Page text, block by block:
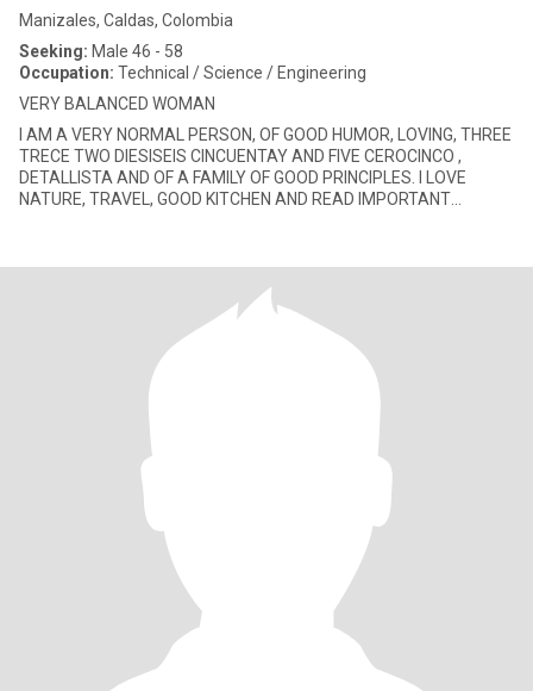
Manizales, Caldas, Colombia
Seeking: Male 46 - 58
Occupation: Technical / Science / Engineering
VERY BALANCED WOMAN
I AM A VERY NORMAL PERSON, OF GOOD HUMOR, LOVING, THREE
TRECE TWO DIESISEIS CINCUENTAY AND FIVE CEROCINCO ,
DETALLISTA AND OF A FAMILY OF GOOD PRINCIPLES. I LOVE
NATURE, TRAVEL, GOOD KITCHEN AND READ IMPORTANT